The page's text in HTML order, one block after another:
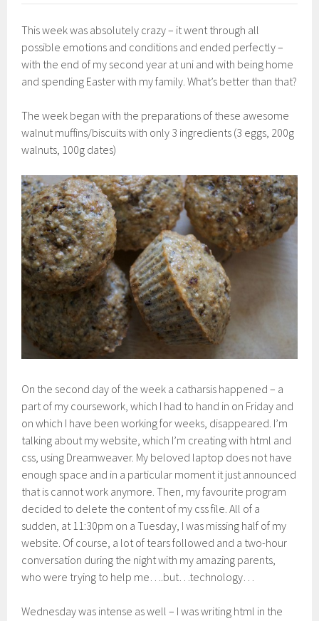
This week was absolutely crazy – it went through all
possible emotions and conditions and ended perfectly –
with the end of my second year at uni and with being home
and spending Easter with my family. What’s better than that?
The week began with the preparations of these awesome
walnut muffins/biscuits with only 3 ingredients (3 eggs, 200g
walnuts, 100g dates)
On the second day of the week a catharsis happened – a
part of my coursework, which I had to hand in on Friday and
on which I have been working for weeks, disappeared. I’m
talking about my website, which I’m creating with html and
css, using Dreamweaver. My beloved laptop does not have
enough space and in a particular moment it just announced
that is cannot work anymore. Then, my favourite program
decided to delete the content of my css file. All of a
sudden, at 11:30pm on a Tuesday, I was missing half of my
website. Of course, a lot of tears followed and a two-hour
conversation during the night with my amazing parents,
who were trying to help me….but…technology…
Wednesday was intense as well – I was writing html in the